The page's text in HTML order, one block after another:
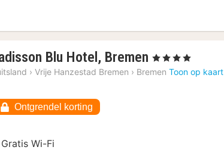
foto
Blu Hotel, Bremen 1
nacht
, 4 Sterren
› Vrije Hanzestad Bremen › Bremen Toon op kaart
Ontgrendel korting
Gratis Wi-Fi